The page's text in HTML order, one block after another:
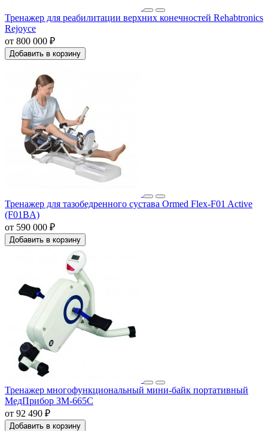
Тренажер для реабилитации верхних конечностей Rehabtronics
Rejoyce
от 800 000 ₽
Добавить в корзину
Тренажер для тазобедренного сустава Ormed Flex-F01 Active
(F01BA)
от 590 000 ₽
Добавить в корзину
Тренажер многофункциональный мини-байк портативный
МедПрибор ЗМ-665C
от 92 490 ₽
Добавить в корзину